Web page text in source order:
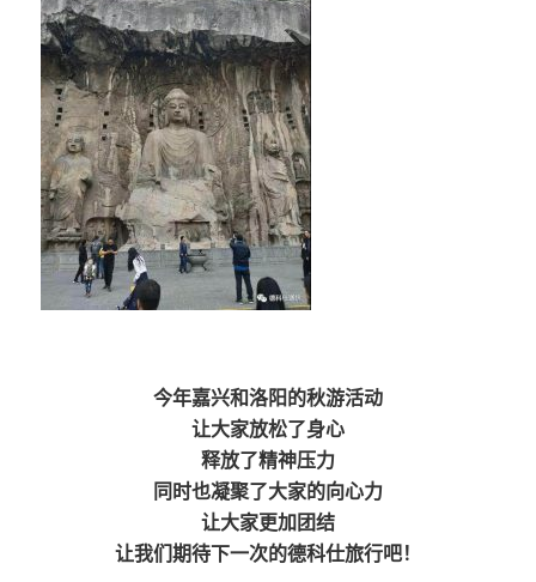
今年嘉兴和洛阳的秋游活动
让大家放松了身心
释放了精神压力
同时也凝聚了大家的向心力
让大家更加团结
让我们期待下一次的德科仕旅行吧！